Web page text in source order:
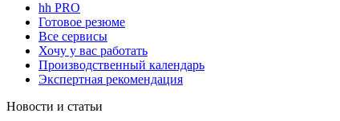
hh PRO
Готовое резюме
Все сервисы
Хочу у вас работать
Производственный календарь
Экспертная рекомендация
Новости и статьи